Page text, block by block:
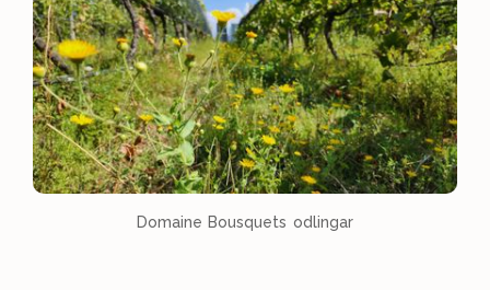
Domaine Bousquets odlingar